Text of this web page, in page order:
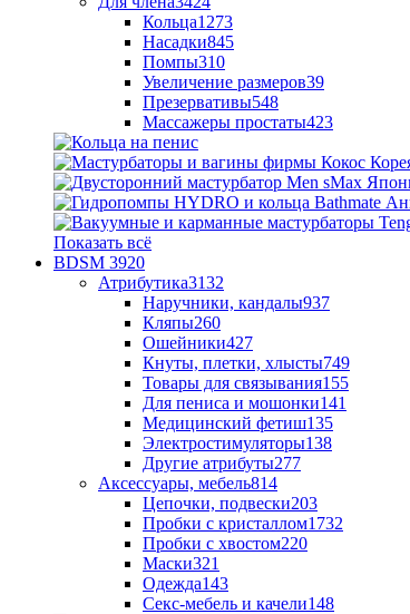
Кольца1273
Насадки845
Помпы310
Увеличение размеров39
Презервативы548
Массажеры простаты423
Показать всё
BDSM 3920
Атрибутика3132
Наручники, кандалы937
Кляпы260
Ошейники427
Кнуты, плетки, хлысты749
Товары для связывания155
Для пениса и мошонки141
Медицинский фетиш135
Электростимуляторы138
Другие атрибуты277
Аксессуары, мебель814
Цепочки, подвески203
Пробки с кристаллом1732
Пробки с хвостом220
Маски321
Одежда143
Секс-мебель и качели148